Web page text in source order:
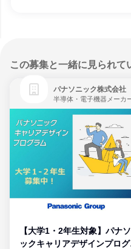
この募集と一緒に見られて
パナソニック株式会社
半導体・電子機器メーカ
【大学1・2年生対象】パナ
ックキャリアデザインプログ